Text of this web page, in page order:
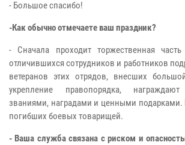
- Большое спасибо!
-Как обычно отмечаете ваш праздник?
- Сначала проходит торжественная
отличившихся сотрудников и работников
ветеранов этих отрядов, внесших
укрепление правопорядка,
званиями, наградами и ценными
погибших боевых товарищей.
- Ваша служба связана с риском и